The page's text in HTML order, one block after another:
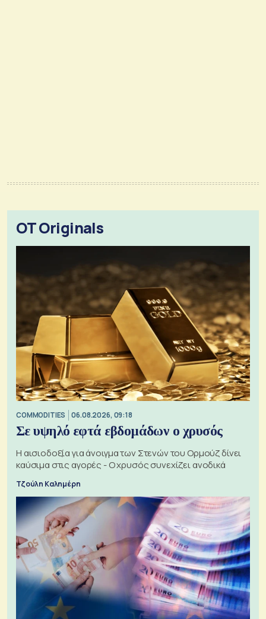
OT Originals
COMMODITIES 06.08.2026, 09:18
Σε υψηλό εφτά εβδομάδων ο χρυσός
Η αισιοδοξία για άνοιγμα των Στενών του Ορμούζ δίνει
καύσιμα στις αγορές - Ο χρυσός συνεχίζει ανοδικά
Τζούλη Καλημέρη